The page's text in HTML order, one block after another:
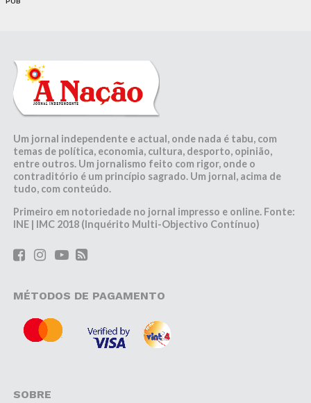
Um jornal independente e actual, onde nada é tabu, com
temas de política, economia, cultura, desporto, opinião,
entre outros. Um jornalismo feito com rigor, onde o
contraditório é um princípio sagrado. Um jornal, acima de
tudo, com conteúdo.
Primeiro em notoriedade no jornal impresso e online. Fonte:
INE | IMC 2018 (Inquérito Multi-Objectivo Contínuo)
MÉTODOS DE PAGAMENTO
SOBRE